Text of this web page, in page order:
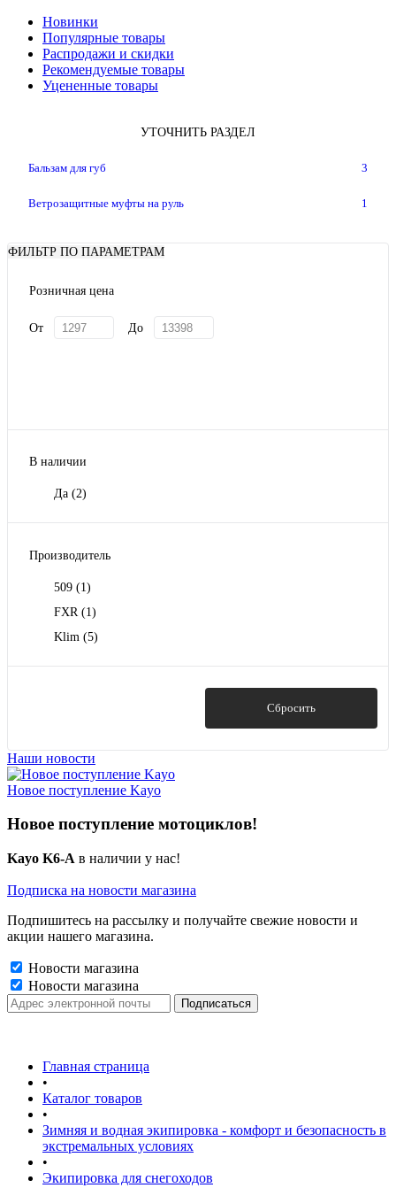
Новинки
Популярные товары
Распродажи и скидки
Рекомендуемые товары
Уцененные товары
УТОЧНИТЬ РАЗДЕЛ
Бальзам для губ 3
Ветрозащитные муфты на руль 1
ФИЛЬТР ПО ПАРАМЕТРАМ
Розничная цена
От До
В наличии
Да (2)
Производитель
509 (1)
FXR (1)
Klim (5)
Сбросить
Наши новости
Новое поступление Kayo
Новое поступление мотоциклов!
Kayo K6-A в наличии у нас!
Подписка на новости магазина
Подпишитесь на рассылку и получайте свежие новости и
акции нашего магазина.
Новости магазина
Новости магазина
Главная страница
•
Каталог товаров
•
Зимняя и водная экипировка - комфорт и безопасность в
экстремальных условиях
•
Экипировка для снегоходов